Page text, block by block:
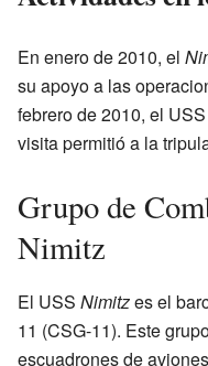
En enero de 2010, el
su apoyo a las
febrero de 2010, el USS
visita permitió a la
Grupo de
Nimitz
El USS Nimitzes el
11 (CSG-11). Este
escuadrones de